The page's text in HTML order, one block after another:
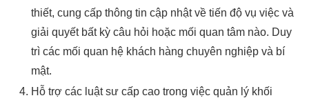
thiết, cung cấp thông tin cập nhật về tiến độ vụ việc và
giải quyết bất kỳ câu hỏi hoặc mối quan tâm nào. Duy
trì các mối quan hệ khách hàng chuyên nghiệp và bí
mật.
Hỗ trợ các luật sư cấp cao trong việc quản lý khối